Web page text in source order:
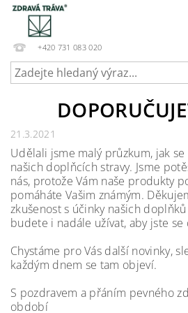
+420 731 083 020
21.3.2021
Udělali jsme malý průzkum, jak
našich doplňcích stravy. Jsme
nás, protože Vám naše produkty
pomáháte Vašim známým.
zkušenost s účinky našich
budete i nadále užívat, aby jste
Chystáme pro Vás další novinky,
každým dnem se tam objeví.
S pozdravem a přáním pevného
období